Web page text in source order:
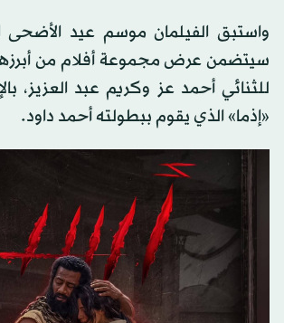
واستبق الفيلمان موسم عيد الأضحى
سيتضمن عرض مجموعة أفلام من
للثنائي أحمد عز وكريم عبد العزيز،
«إذما» الذي يقوم ببطولته أحمد داود.